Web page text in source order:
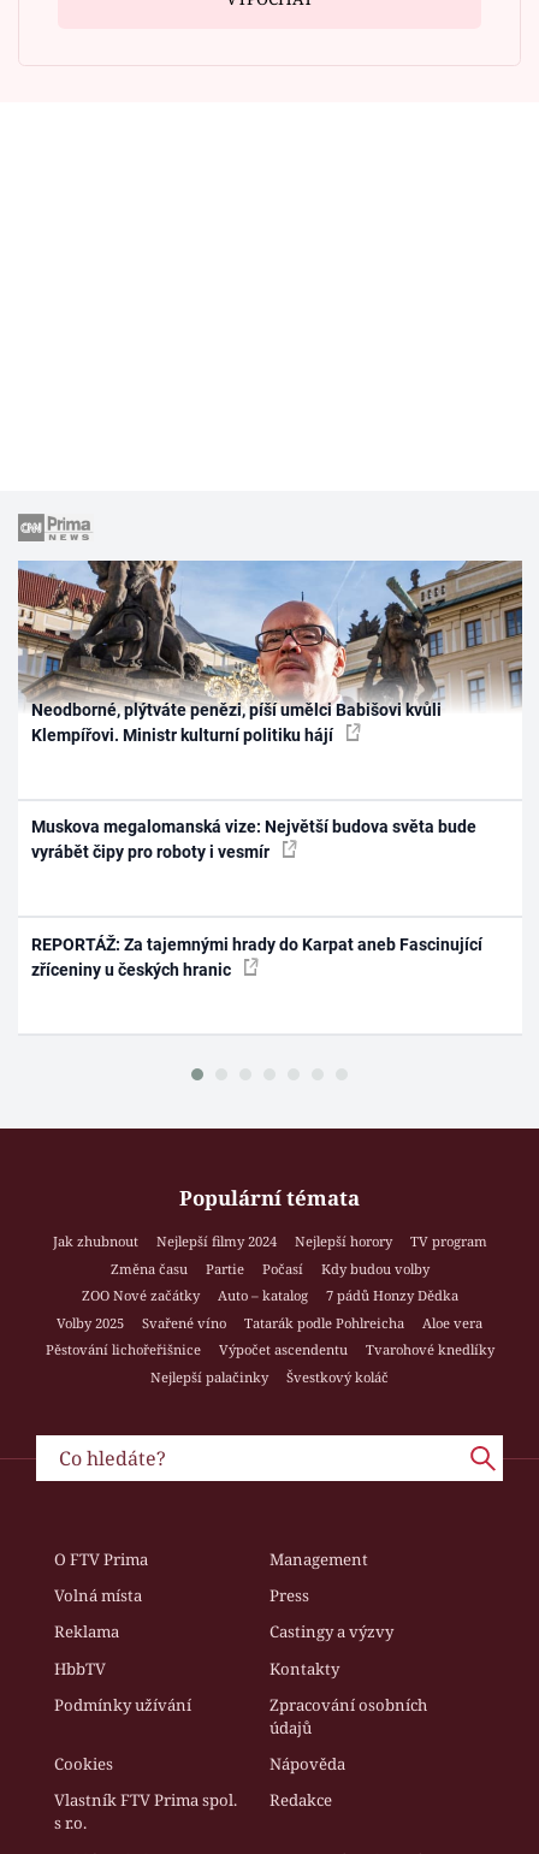
Neodborné, plýtváte penězi, píší umělci Babišovi kvůli
Klempířovi. Ministr kulturní politiku hájí
Muskova megalomanská vize: Největší budova světa bude
vyrábět čipy pro roboty i vesmír
REPORTÁŽ: Za tajemnými hrady do Karpat aneb Fascinující
zříceniny u českých hranic
Populární témata
Jak zhubnout Nejlepší filmy 2024 Nejlepší horory
TV program
Změna času
Partie Počasí
Kdy budou volby
ZOO Nové začátky
Auto – katalog
7 pádů Honzy Dědka
Volby 2025
Svařené víno Tatarák podle Pohlreicha
Aloe vera
Pěstování lichořeřišnice
Výpočet ascendentu
Tvarohové knedlíky
Nejlepší palačinky
Švestkový koláč
O FTV Prima
Management
Volná místa
Press
Reklama
Castingy a výzvy
HbbTV
Kontakty
Podmínky užívání
Zpracování osobních
údajů
Cookies
Nápověda
Vlastník FTV Prima spol.
s r.o.
Redakce